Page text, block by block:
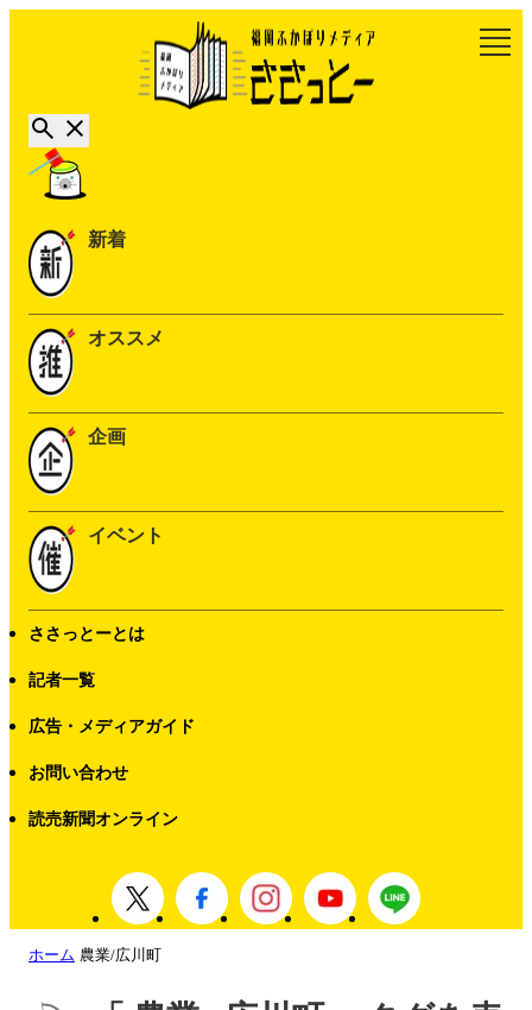
新着
オススメ
企画
イベント
ささっとーとは
記者一覧
広告・メディアガイド
お問い合わせ
読売新聞オンライン
ホーム 農業/広川町